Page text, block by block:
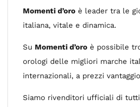
Momenti d’oro è leader tra le
italiana, vitale e dinamica.
Su Momenti d’oro è possibile
orologi delle migliori marche
internazionali, a prezzi
Siamo rivenditori ufficiali di